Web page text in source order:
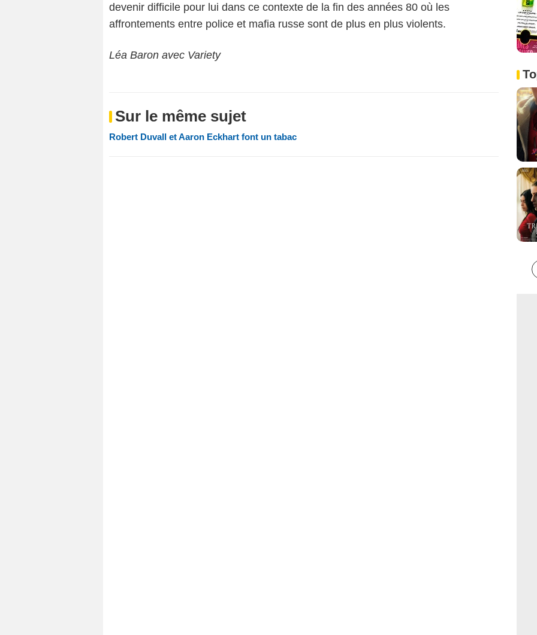
devenir difficile pour lui dans ce contexte de la fin des années 80 où les
affrontements entre police et mafia russe sont de plus en plus violents.
Léa Baron avec Variety
Sur le même sujet
Robert Duvall et Aaron Eckhart font un tabac